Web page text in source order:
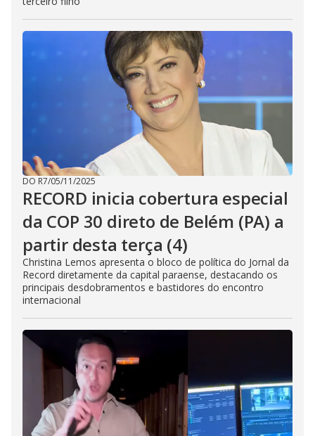
DO R7/05/11/2025
RECORD inicia cobertura especial
da COP 30 direto de Belém (PA) a
partir desta terça (4)
Christina Lemos apresenta o bloco de política do Jornal da
Record diretamente da capital paraense, destacando os
principais desdobramentos e bastidores do encontro
internacional